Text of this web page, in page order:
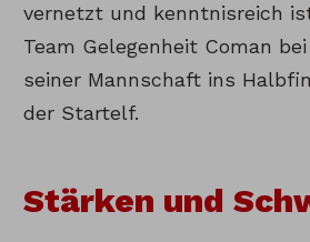
vernetzt und kenntnisreich
Team Gelegenheit Coman
seiner Mannschaft ins
der Startelf.
Stärken und